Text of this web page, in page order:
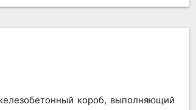
короб, выполняющий